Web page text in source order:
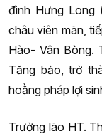
đình Hưng Long
châu viên mãn,
Hào- Vân Bòng.
Tăng bảo, trở
hoằng pháp lợi
Trưởng lão HT.